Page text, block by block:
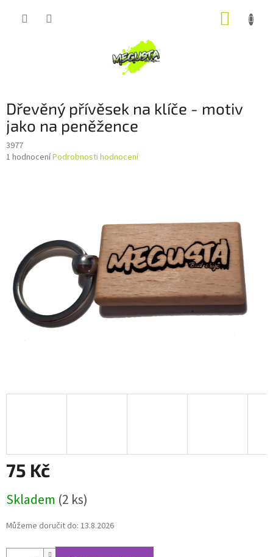
Dřevěný přívěsek na klíče - motiv
jako na peněžence
3977
Průměrné
1 hodnoceníPodrobnosti hodnocení
75 Kč
cena:
Skladem (2 ks)
Můžeme doručit do: 13.8.2026